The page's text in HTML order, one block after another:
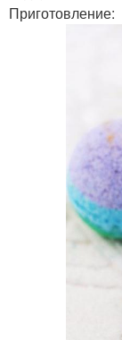
Приготовление: